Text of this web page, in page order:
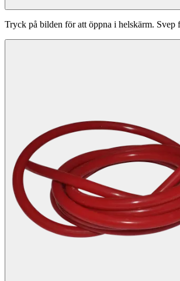
Tryck på bilden för att öppna i helskärm. Svep